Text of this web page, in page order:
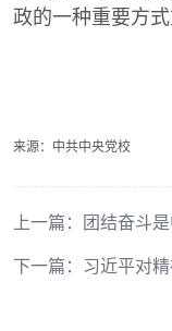
政的一种重要方式
来源：中共中央党校
上一篇： 团结奋斗
下一篇： 习近平对